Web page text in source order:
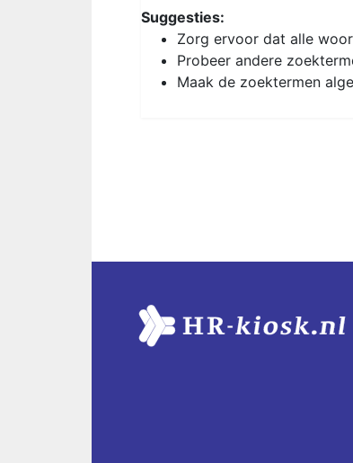
Suggesties:
Zorg ervoor dat alle
Probeer andere
Maak de zoektermen